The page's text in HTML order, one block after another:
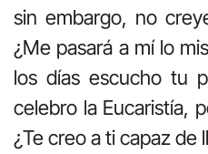
sin embargo, no
¿Me pasará a mí lo
los días escucho tu
celebro la Eucaristía,
¿Te creo a ti capaz de